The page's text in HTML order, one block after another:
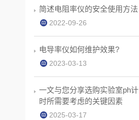
简述电阻率仪的安全使用方法
2022-09-26
电导率仪如何维护效果?
2023-03-13
一文与您分享选购实验室ph计
时所需要考虑的关键因素
2025-03-17